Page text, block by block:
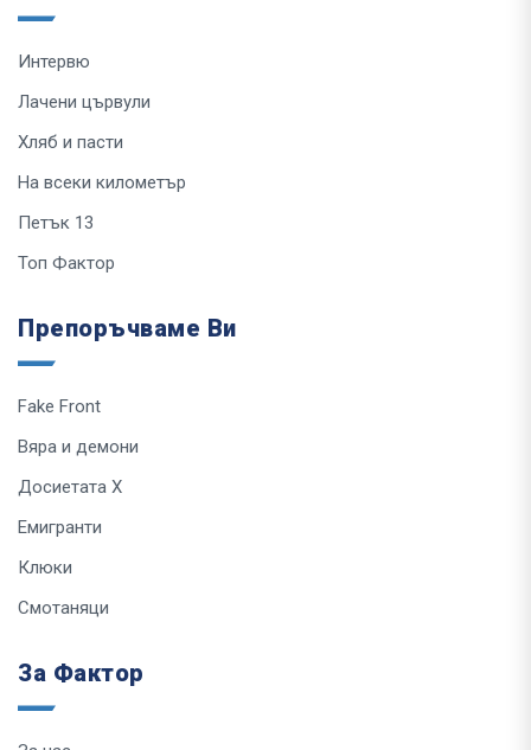
Интервю
Лачени цървули
Хляб и пасти
На всеки километър
Петък 13
Топ Фактор
Препоръчваме Ви
Fake Front
Вяра и демони
Досиетата Х
Емигранти
Клюки
Смотаняци
За Фактор